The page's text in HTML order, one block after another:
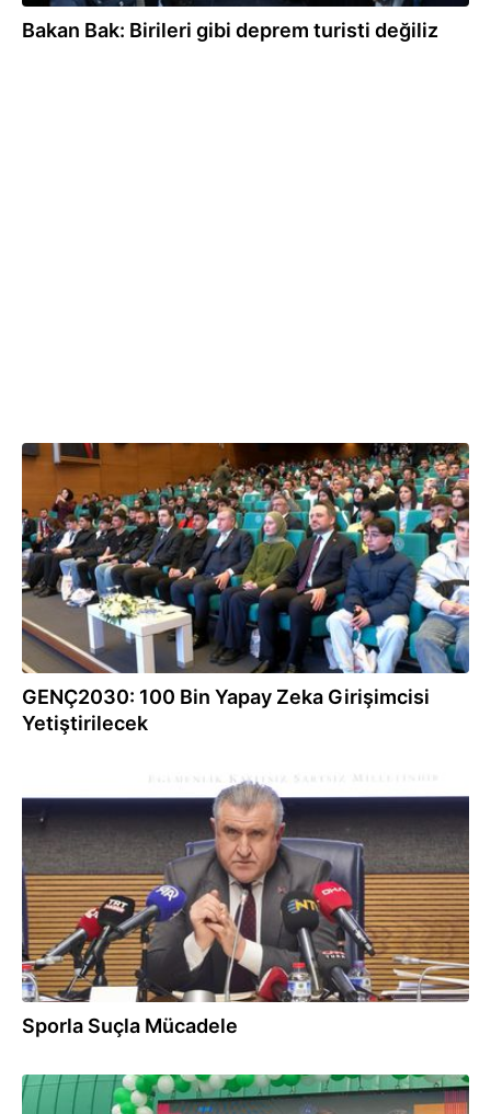
Bakan Bak: Birileri gibi deprem turisti değiliz
18.02.2026
GENÇ2030: 100 Bin Yapay Zeka Girişimcisi
Yetiştirilecek
12.02.2026
Sporla Suçla Mücadele
31.01.2026